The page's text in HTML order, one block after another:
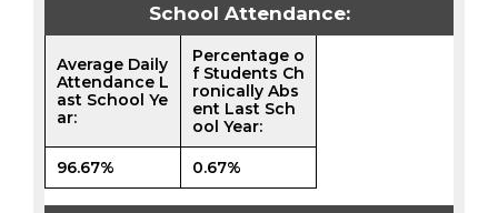
School Attendance:
Average Daily
Attendance L
ast School Ye
ar:
Percentage o
f Students Ch
ronically Abs
ent Last Sch
ool Year:
96.67% 0.67%